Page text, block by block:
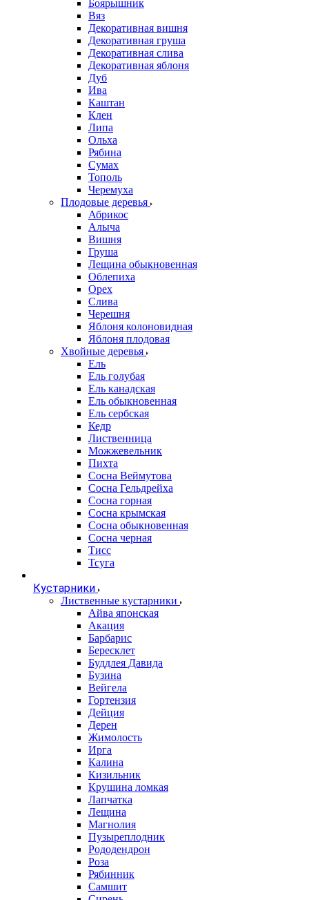
Боярышник
Вяз
Декоративная вишня
Декоративная груша
Декоративная слива
Декоративная яблоня
Дуб
Ива
Каштан
Клен
Липа
Ольха
Рябина
Сумах
Тополь
Черемуха
Плодовые деревья
Абрикос
Алыча
Вишня
Груша
Лещина обыкновенная
Облепиха
Орех
Слива
Черешня
Яблоня колоновидная
Яблоня плодовая
Хвойные деревья
Ель
Ель голубая
Ель канадская
Ель обыкновенная
Ель сербская
Кедр
Лиственница
Можжевельник
Пихта
Сосна Веймутова
Сосна Гельдрейха
Сосна горная
Сосна крымская
Сосна обыкновенная
Сосна черная
Тисс
Тсуга
Кустарники
Лиственные кустарники
Айва японская
Акация
Барбарис
Бересклет
Буддлея Давида
Бузина
Вейгела
Гортензия
Дейция
Дерен
Жимолость
Ирга
Калина
Кизильник
Крушина ломкая
Лапчатка
Лещина
Магнолия
Пузыреплодник
Рододендрон
Роза
Рябинник
Самшит